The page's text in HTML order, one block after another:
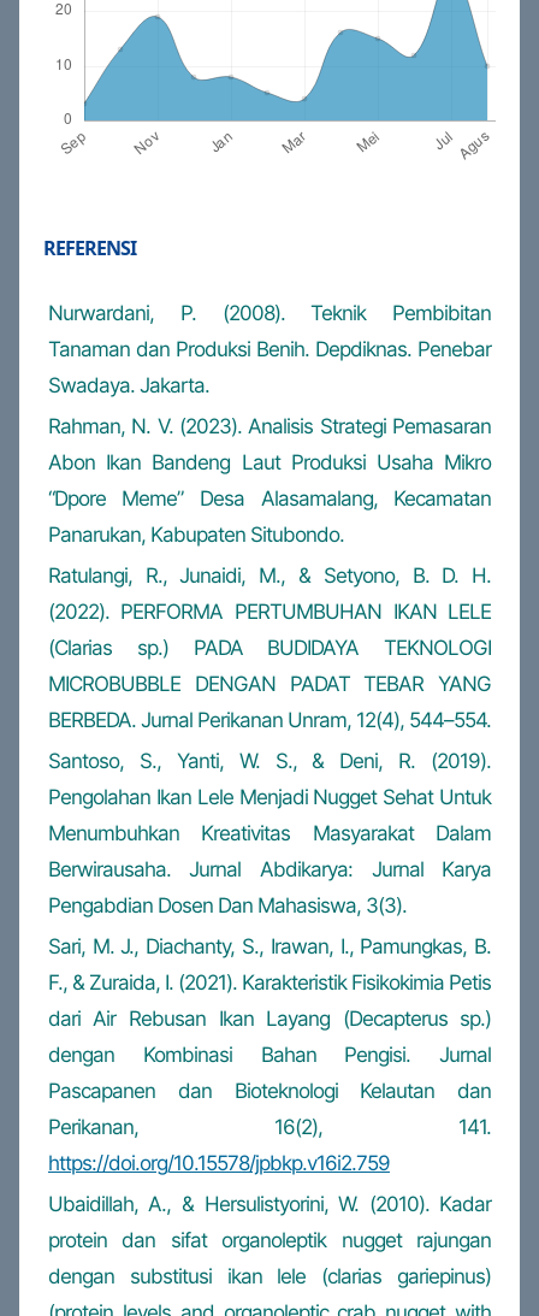
REFERENSI
Nurwardani, P. (2008). Teknik Pembibitan
Tanaman dan Produksi Benih. Depdiknas. Penebar
Swadaya. Jakarta.
Rahman, N. V. (2023). Analisis Strategi Pemasaran
Abon Ikan Bandeng Laut Produksi Usaha Mikro
“Dpore Meme” Desa Alasamalang, Kecamatan
Panarukan, Kabupaten Situbondo.
Ratulangi, R., Junaidi, M., & Setyono, B. D. H.
(2022). PERFORMA PERTUMBUHAN IKAN LELE
(Clarias sp.) PADA BUDIDAYA TEKNOLOGI
MICROBUBBLE DENGAN PADAT TEBAR YANG
BERBEDA. Jurnal Perikanan Unram, 12(4), 544–554.
Santoso, S., Yanti, W. S., & Deni, R. (2019).
Pengolahan Ikan Lele Menjadi Nugget Sehat Untuk
Menumbuhkan Kreativitas Masyarakat Dalam
Berwirausaha. Jurnal Abdikarya: Jurnal Karya
Pengabdian Dosen Dan Mahasiswa, 3(3).
Sari, M. J., Diachanty, S., Irawan, I., Pamungkas, B.
F., & Zuraida, I. (2021). Karakteristik Fisikokimia Petis
dari Air Rebusan Ikan Layang (Decapterus sp.)
dengan Kombinasi Bahan Pengisi. Jurnal
Pascapanen dan Bioteknologi Kelautan dan
Perikanan, 16(2), 141.
https://doi.org/10.15578/jpbkp.v16i2.759
Ubaidillah, A., & Hersulistyorini, W. (2010). Kadar
protein dan sifat organoleptik nugget rajungan
dengan substitusi ikan lele (clarias gariepinus)